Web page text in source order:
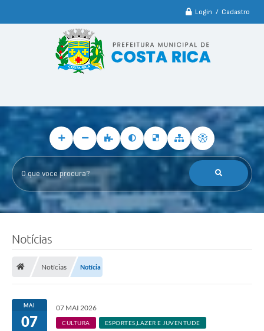
Login / Cadastro
O que voce procura?
Notícias
Notícias Notícia
MAI
07
07 MAI 2026
CULTURA ESPORTES,LAZER E JUVENTUDE